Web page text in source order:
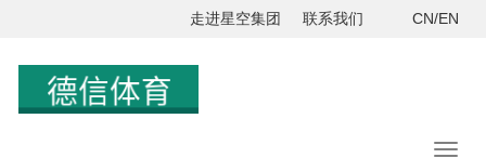
走进星空集团 联系我们 CN/EN